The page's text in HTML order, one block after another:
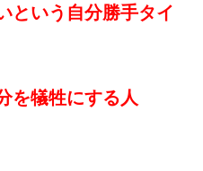
という自分勝手タイ
を犠牲にする人